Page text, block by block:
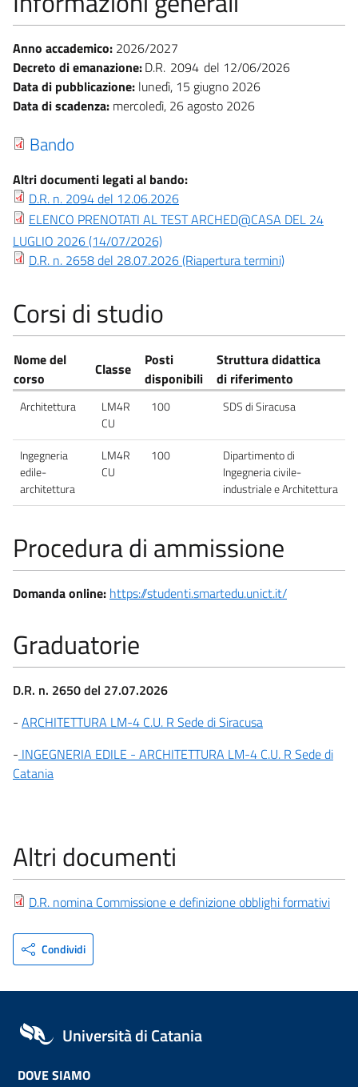
Anno accademico: 2026/2027
Decreto di emanazione:D.R. 2094
12/06/2026
Data di pubblicazione: lunedì, 15 giugno 2026
Data di scadenza: mercoledì, 26 agosto 2026
Bando
Altri documenti legati al bando:
D.R. n. 2094 del 12.06.2026
ELENCO PRENOTATI AL TEST ARCHED@CASA DEL 24
LUGLIO 2026 (14/07/2026)
D.R. n. 2658 del 28.07.2026 (Riapertura termini)
Corsi di studio
Nome del
corso
Classe
Posti
disponibili
Struttura didattica
di riferimento
Architettura
LM4R
CU
100 SDS di Siracusa
Ingegneria
edile-
architettura
LM4R
CU
100
Dipartimento di
Ingegneria civile-
industriale e Architettura
Procedura di ammissione
Domanda online: https://studenti.smartedu.unict.it/
Graduatorie
D.R. n. 2650 del 27.07.2026
- ARCHITETTURA LM-4 C.U. R Sede di Siracusa
- INGEGNERIA EDILE - ARCHITETTURA LM-4 C.U. R Sede di
Catania
Altri documenti
D.R. nomina Commissione e definizione obblighi formativi
Condividi
Università di Catania
DOVE SIAMO